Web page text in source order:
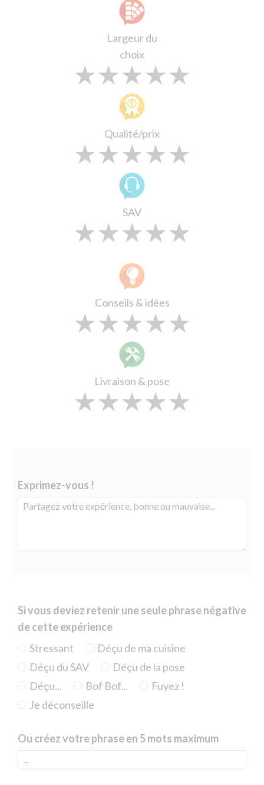
Largeur du
choix
★
★★
★★★
★★★★
★★★★★
Qualité/prix
★
★★
★★★
★★★★
★★★★★
SAV
★
★★
★★★
★★★★
★★★★★
Conseils & idées
★
★★
★★★
★★★★
★★★★★
Livraison & pose
★
★★
★★★
★★★★
★★★★★
Exprimez-vous !
Si vous deviez retenir une seule phrase négative
de cette expérience
Stressant
Déçu de ma cuisine
Déçu du SAV
Déçu de la pose
Déçu...
Bof Bof...
Fuyez !
Je déconseille
Ou créez votre phrase en 5 mots maximum